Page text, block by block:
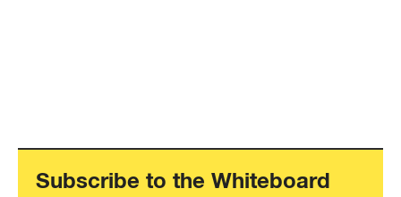
Subscribe to the Whiteboard